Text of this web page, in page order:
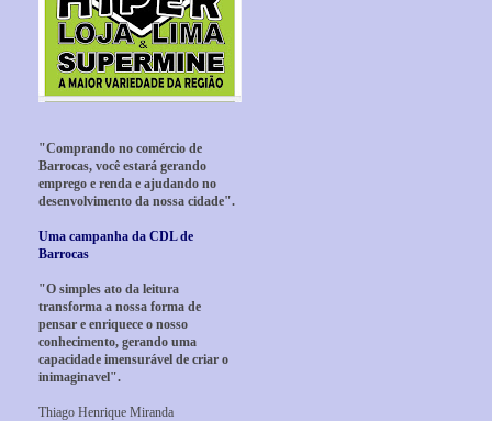
"Comprando no comércio de
Barrocas, você estará gerando
emprego e renda e ajudando no
desenvolvimento da nossa cidade".
Uma campanha da CDL de
Barrocas
"O simples ato da leitura
transforma a nossa forma de
pensar e enriquece o nosso
conhecimento, gerando uma
capacidade imensurável de criar o
inimaginavel".
Thiago Henrique Miranda